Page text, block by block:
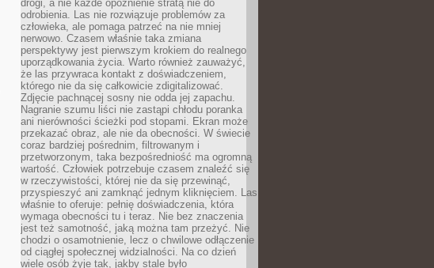
drogi, a nie każde opóźnienie stratą nie do
odrobienia. Las nie rozwiązuje problemów za
człowieka, ale pomaga patrzeć na nie mniej
nerwowo. Czasem właśnie taka zmiana
perspektywy jest pierwszym krokiem do realnego
uporządkowania życia. Warto również zauważyć,
że las przywraca kontakt z doświadczeniem,
którego nie da się całkowicie zdigitalizować.
Zdjęcie pachnącej sosny nie odda jej zapachu.
Nagranie szumu liści nie zastąpi chłodu poranka
ani nierówności ścieżki pod stopami. Ekran może
przekazać obraz, ale nie da obecności. W świecie
coraz bardziej pośrednim, filtrowanym i
przetworzonym, taka bezpośredniość ma ogromną
wartość. Człowiek potrzebuje czasem znaleźć się
w rzeczywistości, której nie da się przewinąć,
przyspieszyć ani zamknąć jednym kliknięciem. Las
właśnie to oferuje: pełnię doświadczenia, która
wymaga obecności tu i teraz. Nie bez znaczenia
jest też samotność, jaką można tam przeżyć. Nie
chodzi o osamotnienie, lecz o chwilowe odłączenie
od ciągłej społecznej widzialności. Na co dzień
wiele osób żyje tak, jakby stale było